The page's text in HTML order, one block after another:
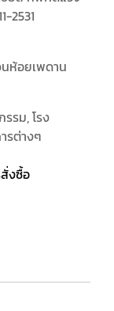
2531
ห้อยเพดาน
รรม, โรง
รต่างๆ
งซื้อ